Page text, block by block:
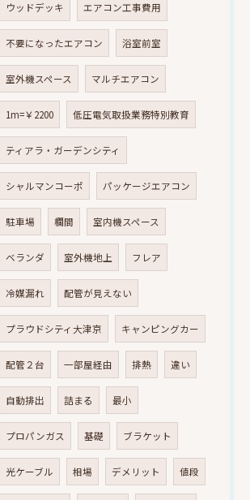
ウッドデッキ エアコン工事費用
不要になったエアコン 浴室前室
室外機スペース マルチエアコン
1m=￥2200 低圧電気取扱業務特別教育
ティアラ・ガーデンシティ
シャルマンコーポ パッケージエアコン
駐車場 欄間 室内機スペース
ベランダ 室外機地上 フレア
冷媒漏れ 配管が見えない
プラウドシティ大津京 キャンピングカー
配管２台 一部屋経由 排熱 違い
自動排出 詰まる 最小
プロパンガス 基礎 ブラケット
光ケーブル 相場 デメリット 値段